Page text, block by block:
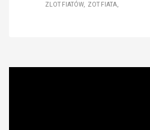
ZLOT FIATÓW
ZOT FIATA